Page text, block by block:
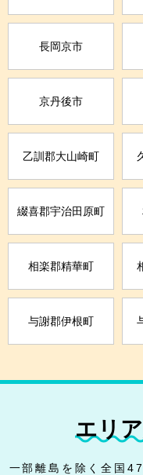
長岡京市
京丹後市
乙訓郡大山崎町
綴喜郡宇治田原町
相楽郡精華町
与謝郡伊根町
エリ
一部離島を除く全国